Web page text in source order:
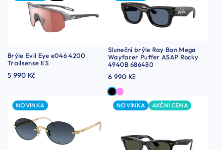
Brýle Evil Eye e046 4200
Trailsense II S
5 990 Kč
Sluneční brýle Ray Ban Mega
Wayfarer Puffer ASAP Rocky
4940B 686480
6 990 Kč
NOVINKA NOVINKA AKČNÍ CENA